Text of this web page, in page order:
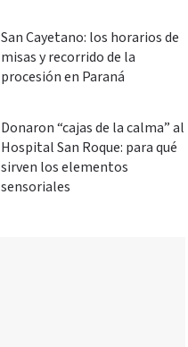
San Cayetano: los horarios de
misas y recorrido de la
procesión en Paraná
Donaron “cajas de la calma” al
Hospital San Roque: para qué
sirven los elementos
sensoriales